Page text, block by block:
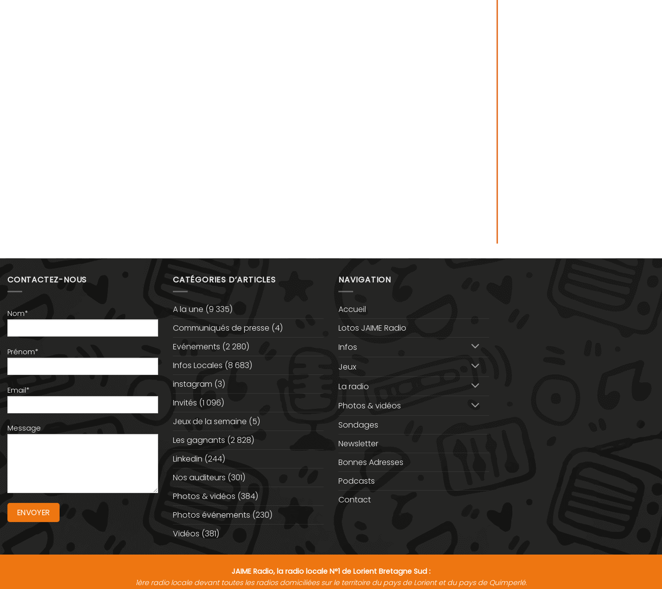
CONTACTEZ-NOUS
Nom*
Prénom*
Email*
Message
CATÉGORIES D’ARTICLES
A la une (9 335)
Communiqués de presse (4)
Evénements (2 280)
Infos Locales (8 683)
instagram (3)
Invités (1 096)
Jeux de la semaine (5)
Les gagnants (2 828)
Linkedin (244)
Nos auditeurs (301)
Photos & vidéos (384)
Photos événements (230)
Vidéos (381)
NAVIGATION
Accueil
Lotos JAIME Radio
Infos
Jeux
La radio
Photos & vidéos
Sondages
Newsletter
Bonnes Adresses
Podcasts
Contact
JAIME Radio, la radio locale N°1 de Lorient Bretagne Sud :
1ère radio locale devant toutes les radios domiciliées sur le territoire du pays de Lorient et du pays de Quimperlé.